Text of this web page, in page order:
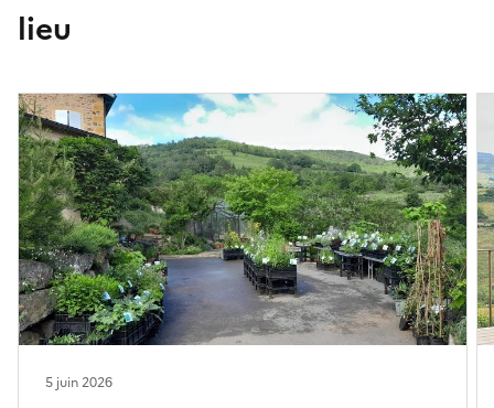
place à l’observation et à l’imaginaire, de nombreuses
textures, formes, couleurs et matières. Et ce, en perpétuelle
La visite guidée permet de rentrer au cœur du jardin. Le
visiteur découvrira son historique et la manière dont il a été
aménagé. Nous mêlons la technique à l’esthétique. Nous
échangerons sur les plantes, une approche de jardinier qui
les côtoie toute l’année de la plantule au sujet adulte et à la
graine.
Les Jardins de la Rejonière sont ouverts en visite libre et
gratuite toute l’année.
lieu
5 juin 2026